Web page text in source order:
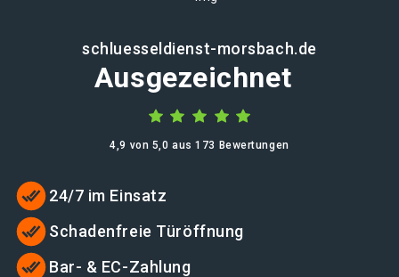
schluesseldienst-morsbach.de
Ausgezeichnet
4,9 von 5,0 aus 173 Bewertungen
24/7 im Einsatz
Schadenfreie Türöffnung
Bar- & EC-Zahlung